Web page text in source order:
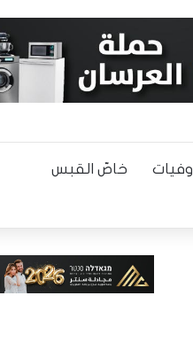
وفيات خاصّ القبس